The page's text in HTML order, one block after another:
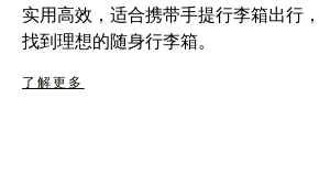
实用高效，适合携带手提行李箱出行，
找到理想的随身行李箱。
了解更多